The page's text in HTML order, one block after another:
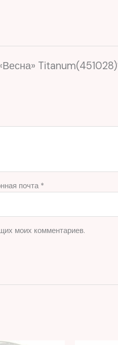
почта*
моих комментариев.